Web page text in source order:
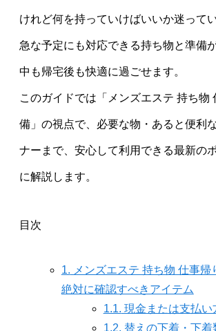
けれど何を持っていけばいいか迷って
急な予定にも対応できる持ち物と準備
中も帰宅後も快適に過ごせます。
このガイドでは「メンズエステ 持ち物
備」の視点で、必要な物・あると便利
ナーまで、安心して利用できる最新の
に解説します。
目次
1. メンズエステ 持ち物 仕事帰
絶対に確認すべきアイテム
1.1. 現金または支払い
1.2. 替えの下着・下着